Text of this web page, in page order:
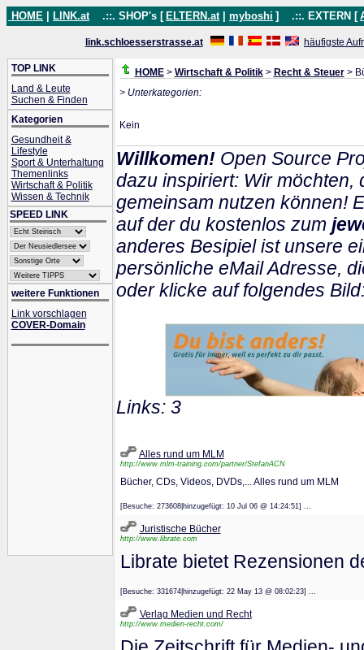
HOME LINK.at .::. SHOP's [ ELTERN.at myboshi ] .::. EXTERN [
link.schloesserstrasse.at häufigste
TOP LINK
Land & Leute
Suchen & Finden
Kategorien
Gesundheit &
Lifestyle
Sport & Unterhaltung
Themenlinks
Wirtschaft & Politik
Wissen & Technik
SPEED LINK
weitere Funktionen
Link vorschlagen
COVER-Domain
HOME> Wirtschaft & Politik> Recht & Steuer>
> Unterkategorien:
Kein
Willkomen!Open Source
dazu inspiriert: Wir möchten,
gemeinsam nutzen können!
auf der du kostenlos zum
anderes Besipiel ist unsere
persönliche eMail Adresse,
oder klicke auf folgendes
Links: 3
Alles rund um MLM
http://www.mlm-training.com/partner/StefanACN
Bücher, CDs, Videos, DVDs,... Alles rund um MLM
[Besuche: 273608|hinzugefügt: 10 Jul 06 @ 14:24:51] ...
Juristische Bücher
http://www.librate.com
Librate bietet Rezensionen
[Besuche: 331674|hinzugefügt: 22 May 13 @ 08:02:23] ...
Verlag Medien und Recht
http://www.medien-recht.com/